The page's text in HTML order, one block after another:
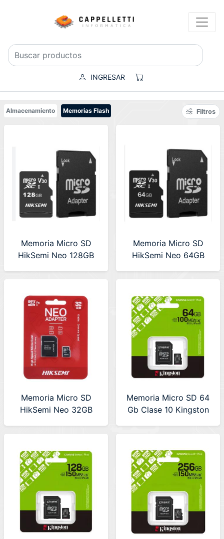
INGRESAR
Almacenamiento Memorias Flash Filtros
Memoria Micro SD
HikSemi Neo 128GB
Memoria Micro SD
HikSemi Neo 64GB
Memoria Micro SD
HikSemi Neo 32GB
Memoria Micro SD 64
Gb Clase 10 Kingston